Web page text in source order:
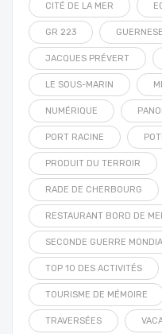
CITÉ DE LA MER
GR 223
JACQUES PRÉVERT
LE SOUS-MARIN
NUMÉRIQUE
PORT RACINE
PRODUIT DU TERROIR
RADE DE CHERBOURG
RESTAURANT BORD DE
SECONDE GUERRE
TOP 10 DES ACTIVITÉS
TOURISME DE MÉMOIRE
TRAVERSÉES